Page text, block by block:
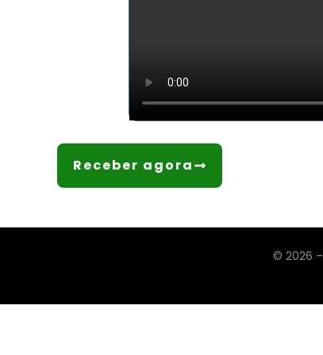
Receber agora
© 2026 –